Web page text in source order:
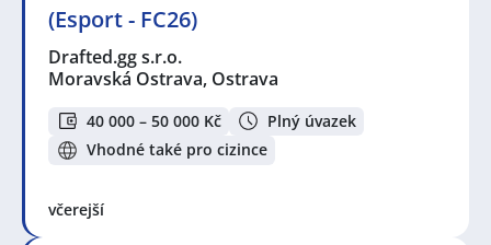
(Esport - FC26)
Drafted.gg s.r.o.
Moravská Ostrava, Ostrava
40 000 – 50 000 Kč
Plný úvazek
Vhodné také pro cizince
včerejší